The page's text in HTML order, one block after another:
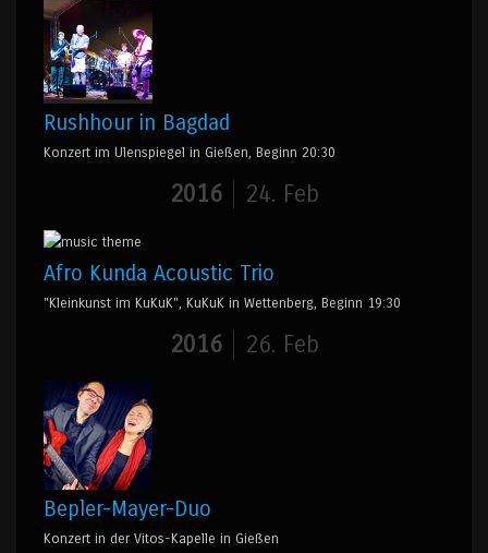
Rushhour in Bagdad
Konzert im Ulenspiegel in Gießen, Beginn 20:30
2016 24. Feb
Afro Kunda Acoustic Trio
"Kleinkunst im KuKuK", KuKuK in Wettenberg, Beginn 19:30
2016 26. Feb
Bepler-Mayer-Duo
Konzert in der Vitos-Kapelle in Gießen